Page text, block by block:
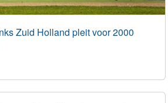
Zuid Holland pleit voor 2000